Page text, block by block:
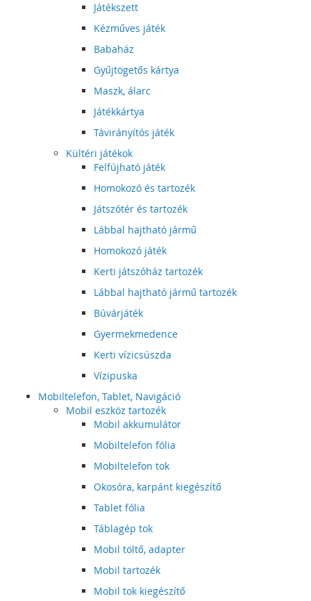
Játékszett
Kézműves játék
Babaház
Gyűjtögetős kártya
Maszk, álarc
Játékkártya
Távirányítós játék
Kültéri játékok
Felfújható játék
Homokozó és tartozék
Játszótér és tartozék
Lábbal hajtható jármű
Homokozó játék
Kerti játszóház tartozék
Lábbal hajtható jármű tartozék
Búvárjáték
Gyermekmedence
Kerti vízicsúszda
Vízipuska
Mobiltelefon, Tablet, Navigáció
Mobil eszköz tartozék
Mobil akkumulátor
Mobiltelefon fólia
Mobiltelefon tok
Okosóra, karpánt kiegészítő
Tablet fólia
Táblagép tok
Mobil töltő, adapter
Mobil tartozék
Mobil tok kiegészítő